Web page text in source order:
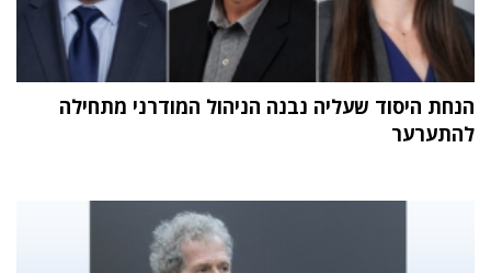
הנחת היסוד שעליה נבנה הניהול המודרני מתחילה
להתערער